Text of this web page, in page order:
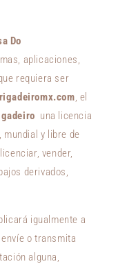
Do
aplicaciones,
requiera ser
, el
una licencia
y libre de
vender,
derivados,
igualmente a
o transmita
alguna,